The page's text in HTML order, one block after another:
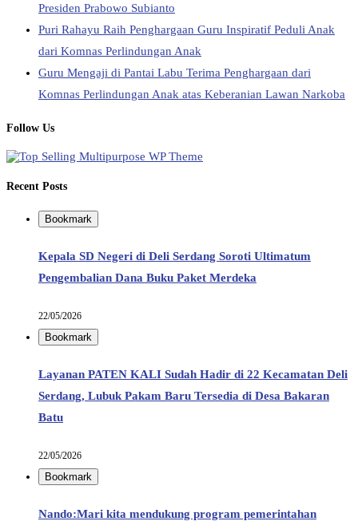
Presiden Prabowo Subianto
Puri Rahayu Raih Penghargaan Guru Inspiratif Peduli Anak
dari Komnas Perlindungan Anak
Guru Mengaji di Pantai Labu Terima Penghargaan dari
Komnas Perlindungan Anak atas Keberanian Lawan Narkoba
Follow Us
Recent Posts
Bookmark
Kepala SD Negeri di Deli Serdang Soroti Ultimatum
Pengembalian Dana Buku Paket Merdeka
22/05/2026
Bookmark
Layanan PATEN KALI Sudah Hadir di 22 Kecamatan Deli
Serdang, Lubuk Pakam Baru Tersedia di Desa Bakaran
Batu
22/05/2026
Bookmark
Nando:Mari kita mendukung program pemerintahan